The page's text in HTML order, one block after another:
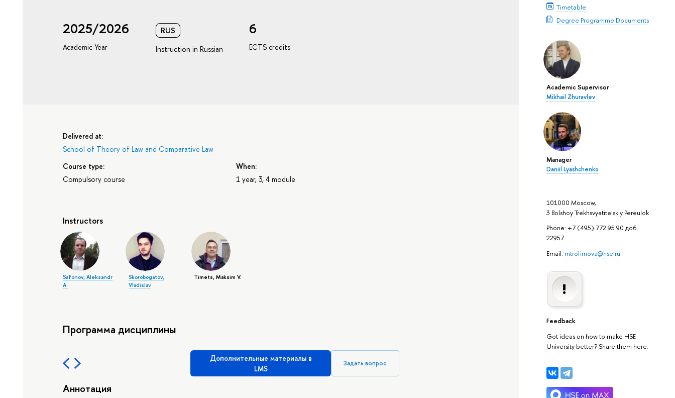
Timetable
Degree Programme Documents
Academic Supervisor
Mikhail Zhuravlev
Manager
Daniil Lyashchenko
101000 Moscow,
3 Bolshoy Trekhsvyatitelskiy Pereulok
Phone: +7 (495) 772 95 90 доб.
22957
Email: mtrofimova@hse.ru
Feedback
Got ideas on how to make HSE
University better? Share them here.
2025/2026
Academic Year
RUS
Instruction in Russian
6
ECTS credits
Delivered at:
School of Theory of Law and Comparative Law
Course type:
Compulsory course
When:
1 year, 3, 4 module
Instructors
Safonov, Aleksandr
A.
Skorobogatov,
Vladislav
Timets, Maksim V.
Программа дисциплины
Дополнительные материалы в
LMS
Задать вопрос
Аннотация